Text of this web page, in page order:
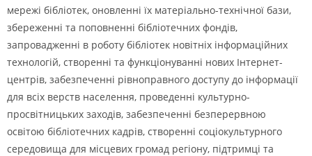
мережі бібліотек, оновленні їх матеріально-технічної бази,
збереженні та поповненні бібліотечних фондів,
запровадженні в роботу бібліотек новітніх інформаційних
технологій, створенні та функціонуванні нових Інтернет-
центрів, забезпеченні рівноправного доступу до інформації
для всіх верств населення, проведенні культурно-
просвітницьких заходів, забезпеченні безперервною
освітою бібліотечних кадрів, створенні соціокультурного
середовища для місцевих громад регіону, підтримці та